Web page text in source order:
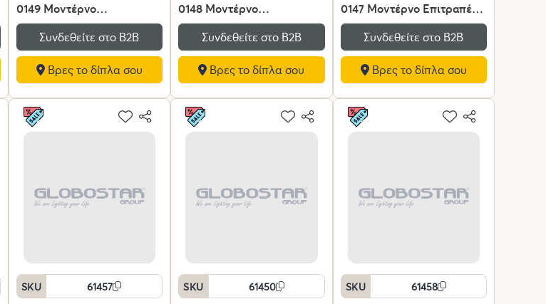
0149 Μοντέρνο
Επιτραπέζιο Φωτιστικό
Πορτατίφ με Ντουί 1 x E27
AC 220-240V IP20 - Μπεζ -
Μ26 x Π26 x Υ35cm
Συνδεθείτε στο Β2Β
Βρες το δίπλα σου
0148 Μοντέρνο
Επιτραπέζιο Φωτιστικό
Πορτατίφ με Ντουί 1 x E27
AC 220-240V IP20 -
Κόκκινο - Μ26 x Π26 x
Υ35cm
Συνδεθείτε στο Β2Β
Βρες το δίπλα σου
0147 Μοντέρνο Επιτραπέζιο
Φωτιστικό Πορτατίφ με
Ντουί 1 x E27 AC 220-240V
IP20 - Πράσινο - Μ26 x Π26
x Υ35cm
Συνδεθείτε στο Β2Β
Βρες το δίπλα σου
SKU 61457 SKU 61450 SKU 61458